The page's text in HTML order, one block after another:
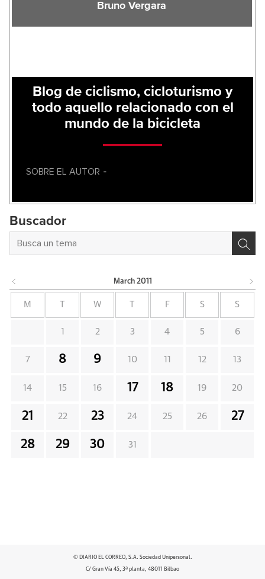
Bruno Vergara
Blog de ciclismo, cicloturismo y
todo aquello relacionado con el
mundo de la bicicleta
SOBRE EL AUTOR -
Buscador
March 2011
M W F S S
1 2 3 4 5 6
7 8 9 10 11 12 13
14 15 16 17 18 19 20
21 22 23 24 25 26 27
28 29 30 31
© DIARIO EL CORREO, S.A. Sociedad Unipersonal.
C/ Gran Vía 45, 3ª planta, 48011 Bilbao